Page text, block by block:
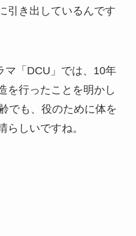
引き出しているんです
マ「DCU」では、10年
を行ったことを明かし
でも、役のために体を
らしいですね。